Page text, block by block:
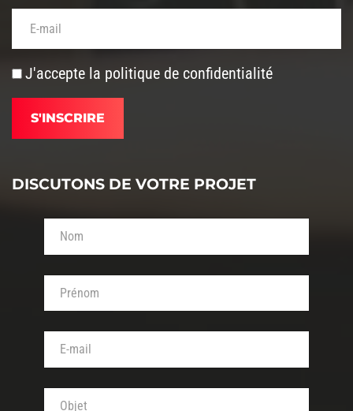
Votre adresse de messagerie (obligatoire)
J'accepte la politique de confidentialité
DISCUTONS DE VOTRE PROJET
Votre nom (obligatoire)
Votre prénom (obligatoire)
Votre adresse de messagerie (obligatoire)
Objet de votre message (obligatoire)